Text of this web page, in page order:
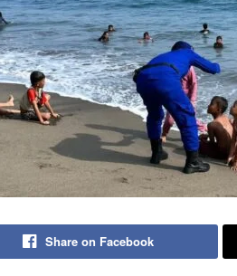
Share on Facebook